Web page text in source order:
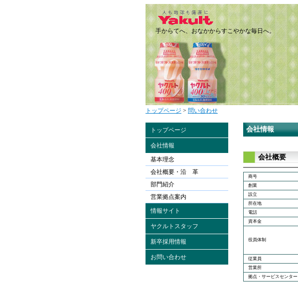
手からてへ、おなかからすこやかな毎日へ。
トップページ > 問い合わせ
会社情報
会社概要
商号
創業
設立
所在地
電話
資本金
役員体制
従業員
営業所
拠点・サービスセンター
トップページ
会社情報
基本理念
会社概要・沿 革
部門紹介
営業拠点案内
情報サイト
ヤクルトスタッフ
新卒採用情報
お問い合わせ